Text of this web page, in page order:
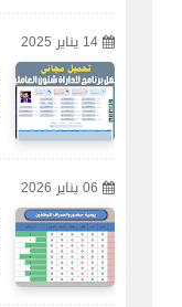
14 يناير 2025
06 يناير 2026